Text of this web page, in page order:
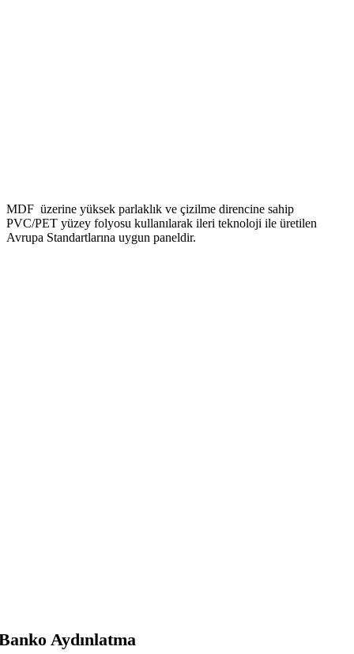
MDF üzerine yüksek parlaklık ve çizilme direncine sahip
PVC/PET yüzey folyosu kullanılarak ileri teknoloji ile üretilen
Avrupa Standartlarına uygun paneldir.
Aydınlatma